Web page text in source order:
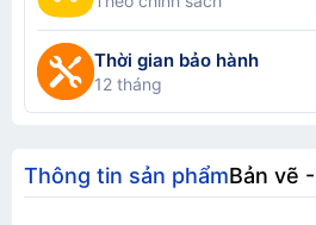
Thời gian bảo hành
12 tháng
Thông tin sản phẩmBản vẽ